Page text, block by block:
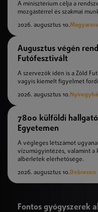
A minisztérium célja a
mozgástérrel és szakmai
2026. augusztus 10.
Augusztus végén
Futófesztivált
A szervezők idén is a Zöld
vagyis kiemelt figyelmet
2026. augusztus 10.
7800 külföldi
Egyetemen
A végleges létszámot
vízumügyintézés, valamint a
albérletek elérhetősége.
2026. augusztus 10.Debrecen
Fontos gyógyszerek